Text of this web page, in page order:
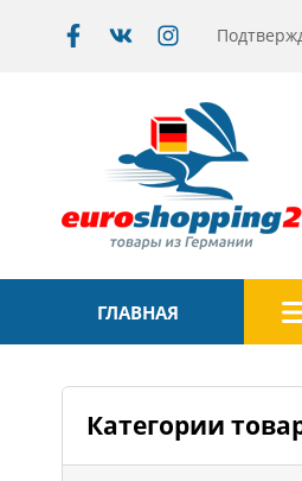
ГЛАВНАЯ
Категории